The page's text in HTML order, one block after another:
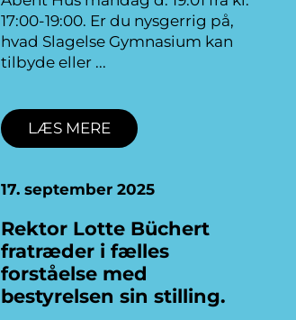
17:00-19:00. Er du nysgerrig på,
hvad Slagelse Gymnasium kan
tilbyde eller
LÆS MERE
Rektor Lotte Büchert
fratræder i fælles
forståelse med
bestyrelsen sin stilling.
17. september 2025